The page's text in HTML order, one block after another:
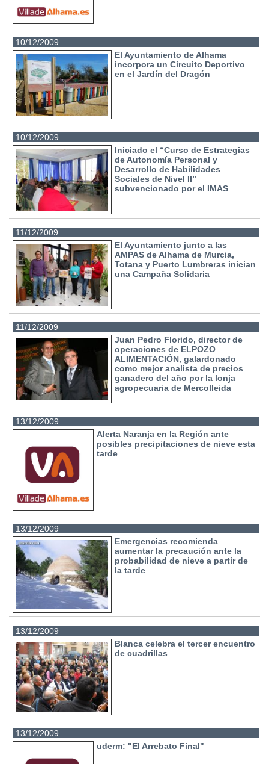
10/12/2009
El Ayuntamiento de Alhama
incorpora un Circuito Deportivo
en el Jardín del Dragón
10/12/2009
Iniciado el “Curso de Estrategias
de Autonomía Personal y
Desarrollo de Habilidades
Sociales de Nivel II”
subvencionado por el IMAS
11/12/2009
El Ayuntamiento junto a las
AMPAS de Alhama de Murcia,
Totana y Puerto Lumbreras inician
una Campaña Solidaria
11/12/2009
Juan Pedro Florido, director de
operaciones de ELPOZO
ALIMENTACIÓN, galardonado
como mejor analista de precios
ganadero del año por la lonja
agropecuaria de Mercolleida
13/12/2009
Alerta Naranja en la Región ante
posibles precipitaciones de nieve esta
tarde
13/12/2009
Emergencias recomienda
aumentar la precaución ante la
probabilidad de nieve a partir de
la tarde
13/12/2009
Blanca celebra el tercer encuentro
de cuadrillas
13/12/2009
uderm: "El Arrebato Final"